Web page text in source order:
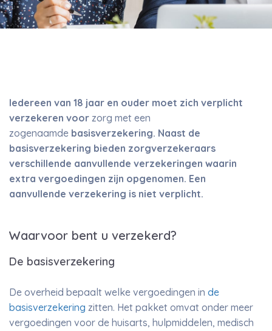
Iedereen van 18 jaar en ouder moet zich verplicht
verzekeren voor zorg met een
zogenaamde basisverzekering. Naast de
basisverzekering bieden zorgverzekeraars
verschillende aanvullende verzekeringen waarin
extra vergoedingen zijn opgenomen. Een
aanvullende verzekering is niet verplicht.
Waarvoor bent u verzekerd?
De basisverzekering
De overheid bepaalt welke vergoedingen in de
basisverzekering zitten. Het pakket omvat onder meer
vergoedingen voor de huisarts, hulpmiddelen, medisch